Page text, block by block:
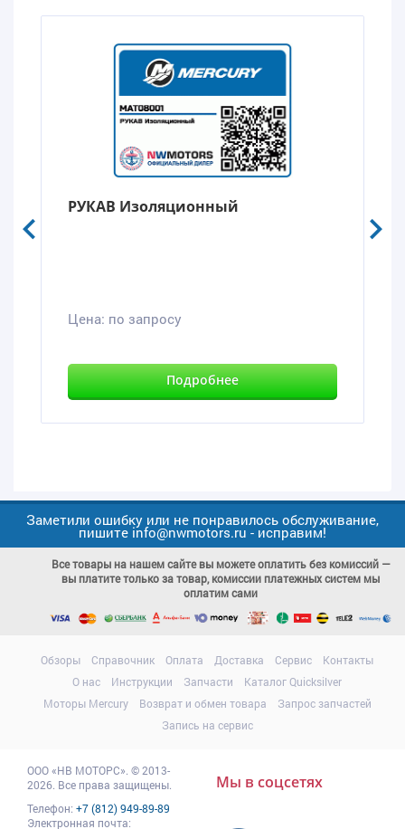
РУКАВ Изоляционный
Цена: по запросу
Подробнее
Заметили ошибку или не понравилось обслуживание,
пишите info@nwmotors.ru - исправим!
Все товары на нашем сайте вы можете оплатить без комиссий —
вы платите только за товар, комиссии платежных систем мы
оплатим сами
Обзоры Справочник Оплата Доставка Сервис
Контакты
О нас
Инструкции Запчасти
Каталог Quicksilver
Моторы Mercury
Возврат и обмен товара
Запрос запчастей
Запись на сервис
ООО«НВ МОТОРС» © 2013-
2026. Все права защищены.
Телефон: +7 (812) 949-89-89
Электронная почта:
Мы в соцсетях